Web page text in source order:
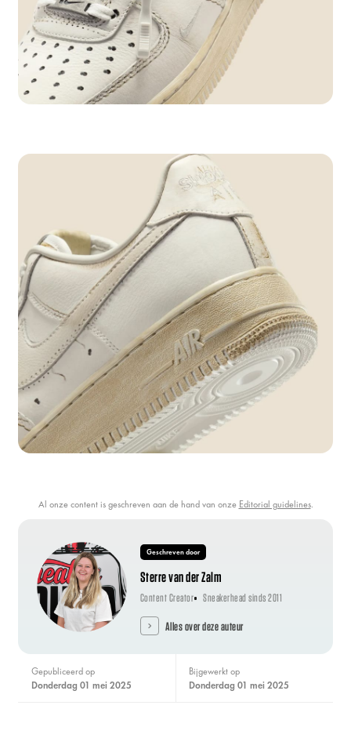
Al onze content is geschreven aan de hand van onze Editorial guidelines.
Geschreven door
Sterre van der Zalm
Content Creator Sneakerhead sinds 2011
Alles over deze auteur
Gepubliceerd op
donderdag 01 mei 2025
Bijgewerkt op
donderdag 01 mei 2025